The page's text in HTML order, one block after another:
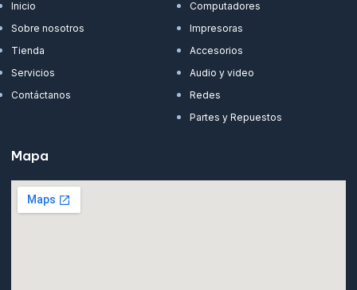
Inicio
Sobre nosotros
Tienda
Servicios
Contáctanos
Computadores
Impresoras
Accesorios
Audio y video
Redes
Partes y Repuestos
Mapa